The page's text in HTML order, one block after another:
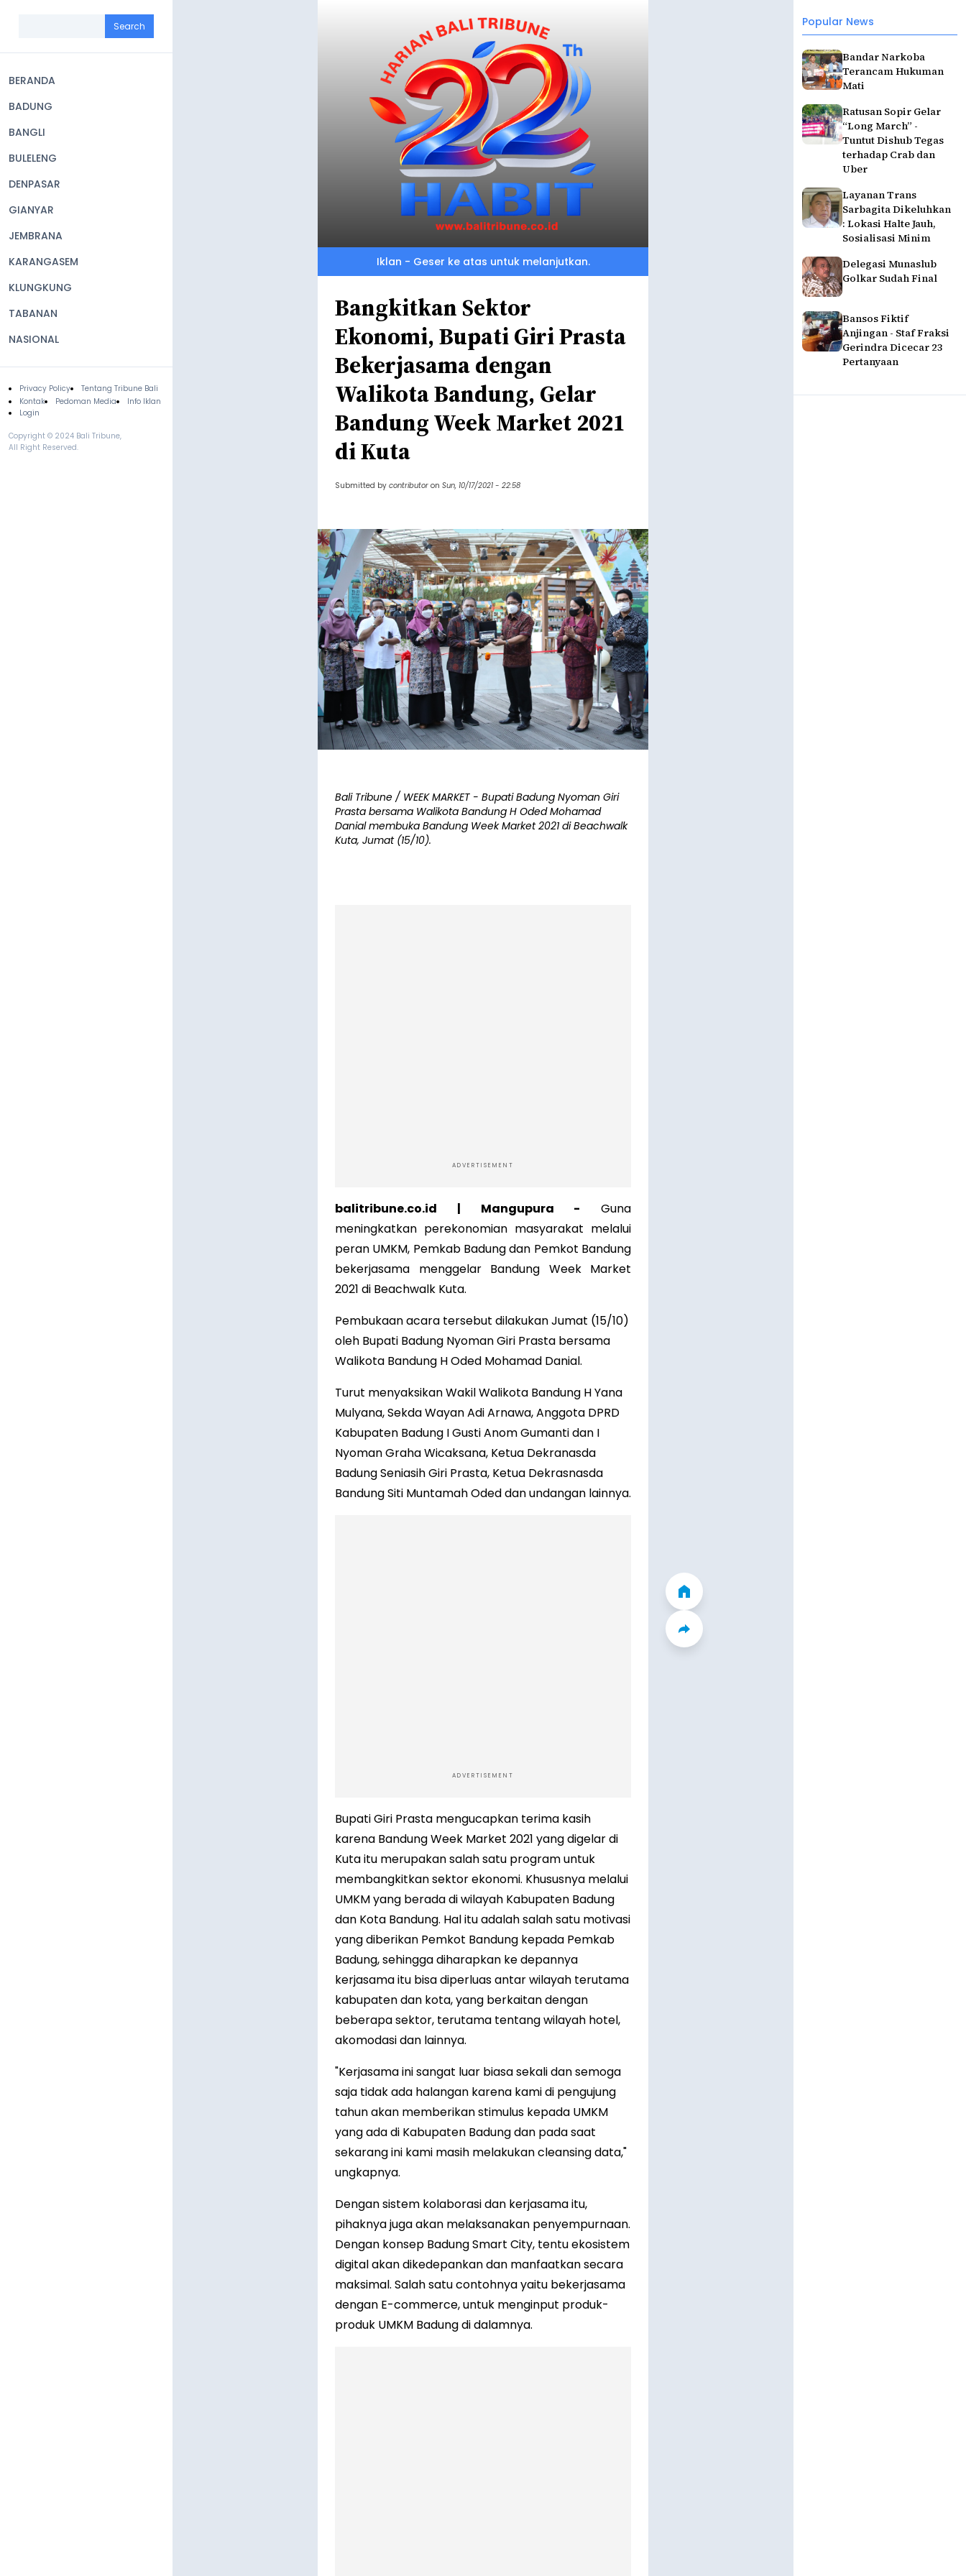
navigation
BERANDA
BADUNG
BANGLI
BULELENG
DENPASAR
GIANYAR
JEMBRANA
KARANGASEM
KLUNGKUNG
TABANAN
NASIONAL
Footer
Privacy Policy
Tentang Tribune Bali
Kontak
Pedoman Media
Info Iklan
Login
Copyright © 2024 Bali Tribune,
All Right Reserved.
Popular News
Bandar Narkoba
Terancam Hukuman
Mati
Ratusan Sopir Gelar
“Long March” -
Tuntut Dishub Tegas
terhadap Crab dan
Uber
Layanan Trans
Sarbagita Dikeluhkan
: Lokasi Halte Jauh,
Sosialisasi Minim
Delegasi Munaslub
Golkar Sudah Final
Bansos Fiktif
Anjingan - Staf Fraksi
Gerindra Dicecar 23
Pertanyaan
Iklan - Geser ke atas untuk melanjutkan.
Bangkitkan Sektor
Ekonomi, Bupati Giri Prasta
Bekerjasama dengan
Walikota Bandung, Gelar
Bandung Week Market 2021
di Kuta
Submitted by contributor on Sun, 10/17/2021 - 22:58
Bali Tribune / WEEK MARKET - Bupati Badung Nyoman Giri
Prasta bersama Walikota Bandung H Oded Mohamad
Danial membuka Bandung Week Market 2021 di Beachwalk
Kuta, Jumat (15/10).
ADVERTISEMENT
balitribune.co.id | Mangupura - Guna
meningkatkan perekonomian masyarakat melalui
peran UMKM, Pemkab Badung dan Pemkot Bandung
bekerjasama menggelar Bandung Week Market
2021 di Beachwalk Kuta.
Pembukaan acara tersebut dilakukan Jumat (15/10)
oleh Bupati Badung Nyoman Giri Prasta bersama
Walikota Bandung H Oded Mohamad Danial.
Turut menyaksikan Wakil Walikota Bandung H Yana
Mulyana, Sekda Wayan Adi Arnawa, Anggota DPRD
Kabupaten Badung I Gusti Anom Gumanti dan I
Nyoman Graha Wicaksana, Ketua Dekranasda
Badung Seniasih Giri Prasta, Ketua Dekrasnasda
Bandung Siti Muntamah Oded dan undangan lainnya.
ADVERTISEMENT
Bupati Giri Prasta mengucapkan terima kasih
karena Bandung Week Market 2021 yang digelar di
Kuta itu merupakan salah satu program untuk
membangkitkan sektor ekonomi. Khususnya melalui
UMKM yang berada di wilayah Kabupaten Badung
dan Kota Bandung. Hal itu adalah salah satu motivasi
yang diberikan Pemkot Bandung kepada Pemkab
Badung, sehingga diharapkan ke depannya
kerjasama itu bisa diperluas antar wilayah terutama
kabupaten dan kota, yang berkaitan dengan
beberapa sektor, terutama tentang wilayah hotel,
akomodasi dan lainnya.
"Kerjasama ini sangat luar biasa sekali dan semoga
saja tidak ada halangan karena kami di pengujung
tahun akan memberikan stimulus kepada UMKM
yang ada di Kabupaten Badung dan pada saat
sekarang ini kami masih melakukan cleansing data,"
ungkapnya.
Dengan sistem kolaborasi dan kerjasama itu,
pihaknya juga akan melaksanakan penyempurnaan.
Dengan konsep Badung Smart City, tentu ekosistem
digital akan dikedepankan dan manfaatkan secara
maksimal. Salah satu contohnya yaitu bekerjasama
dengan E-commerce, untuk menginput produk-
produk UMKM Badung di dalamnya.